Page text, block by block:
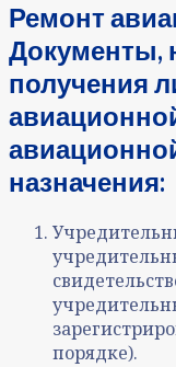
Ремонт
Документы,
получения
назначения:
порядке).